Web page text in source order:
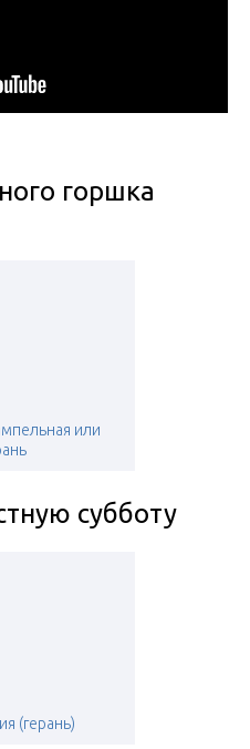
горшка
или
субботу
(герань)